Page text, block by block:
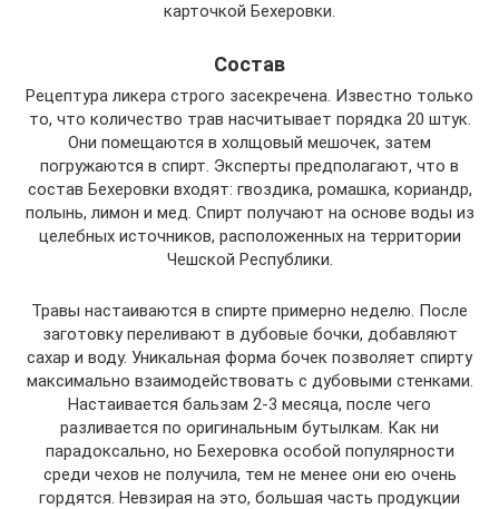
карточкой Бехеровки.
Состав
Рецептура ликера строго засекречена. Известно только
то, что количество трав насчитывает порядка 20 штук.
Они помещаются в холщовый мешочек, затем
погружаются в спирт. Эксперты предполагают, что в
состав Бехеровки входят: гвоздика, ромашка, кориандр,
полынь, лимон и мед. Спирт получают на основе воды из
целебных источников, расположенных на территории
Чешской Республики.
Травы настаиваются в спирте примерно неделю. После
заготовку переливают в дубовые бочки, добавляют
сахар и воду. Уникальная форма бочек позволяет спирту
максимально взаимодействовать с дубовыми стенками.
Настаивается бальзам 2-3 месяца, после чего
разливается по оригинальным бутылкам. Как ни
парадоксально, но Бехеровка особой популярности
среди чехов не получила, тем не менее они ею очень
гордятся. Невзирая на это, большая часть продукции